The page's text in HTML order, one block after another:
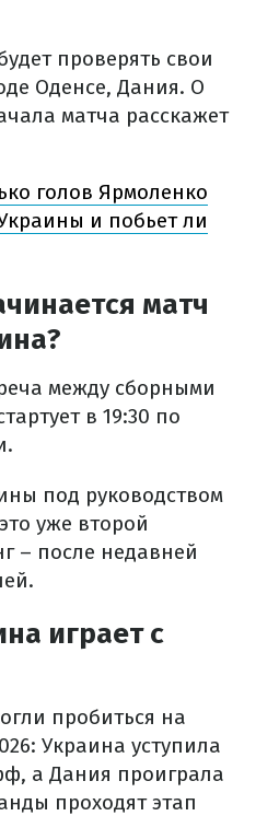
проверять свои
Оденсе, Дания. О
матча расскажет
голов Ярмоленко
и побьет ли
матч
между сборными
в 19:30 по
под руководством
уже второй
– после недавней
играет с
пробиться на
Украина уступила
а Дания проиграла
проходят этап